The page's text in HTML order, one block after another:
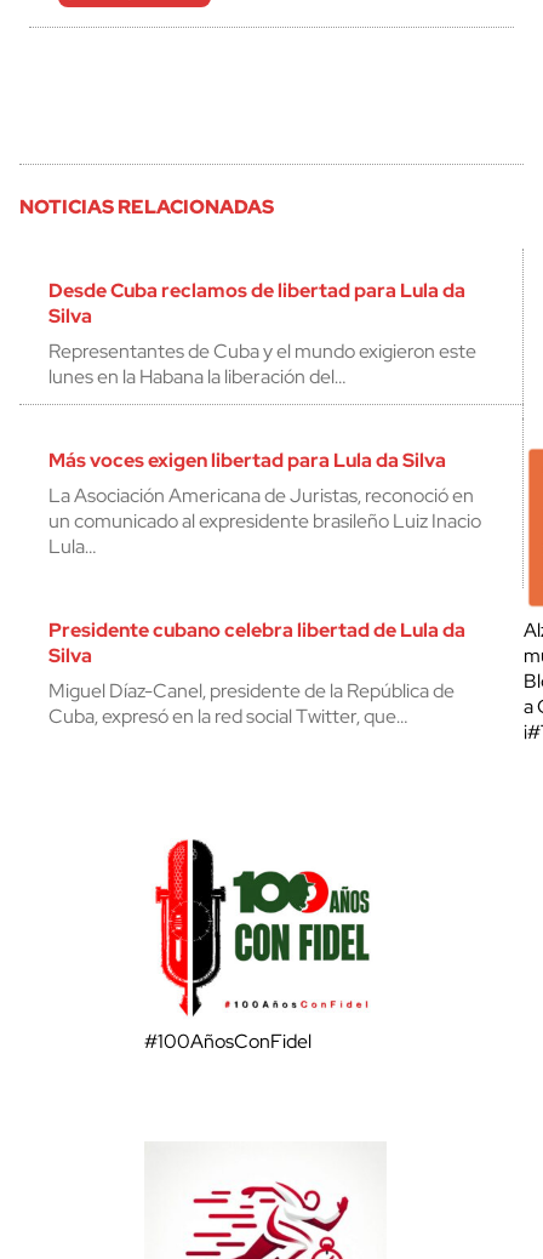
NOTICIAS RELACIONADAS
Desde Cuba reclamos de libertad para Lula da
Silva
Representantes de Cuba y el mundo exigieron este
lunes en la Habana la liberación del…
Más voces exigen libertad para Lula da Silva
La Asociación Americana de Juristas, reconoció en
un comunicado al expresidente brasileño Luiz Inacio
Lula…
Presidente cubano celebra libertad de Lula da
Silva
Miguel Díaz-Canel, presidente de la República de
Cuba, expresó en la red social Twitter, que…
a
#100AñosConFidel